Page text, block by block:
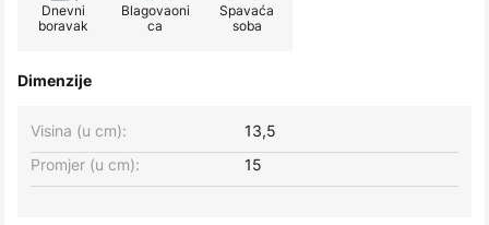
Dnevni
boravak
Blagovaoni
ca
Spavaća
soba
Dimenzije
Visina (u cm):
13,5
Promjer (u cm):
15